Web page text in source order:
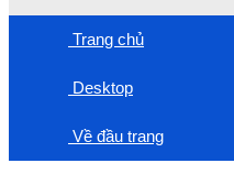
Trang chủ
Desktop
Về đầu trang